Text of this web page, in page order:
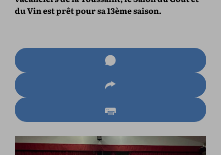
du Vin est prêt pour sa 13ème saison.